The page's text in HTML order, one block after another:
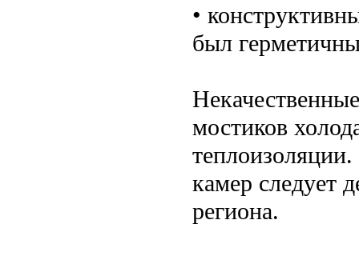
•
был
мостиков
камер следует
региона.